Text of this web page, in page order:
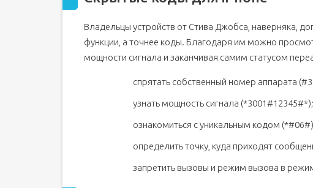
Владельцы устройств от Стива Джобса, наверняка,
функции, а точнее коды. Благодаря им можно
мощности сигнала и заканчивая самим статусом
спрятать собственный номер аппарата
узнать мощность сигнала (*3001#12345#*);
ознакомиться с уникальным кодом
определить точку, куда приходят
запретить вызовы и режим вызова в